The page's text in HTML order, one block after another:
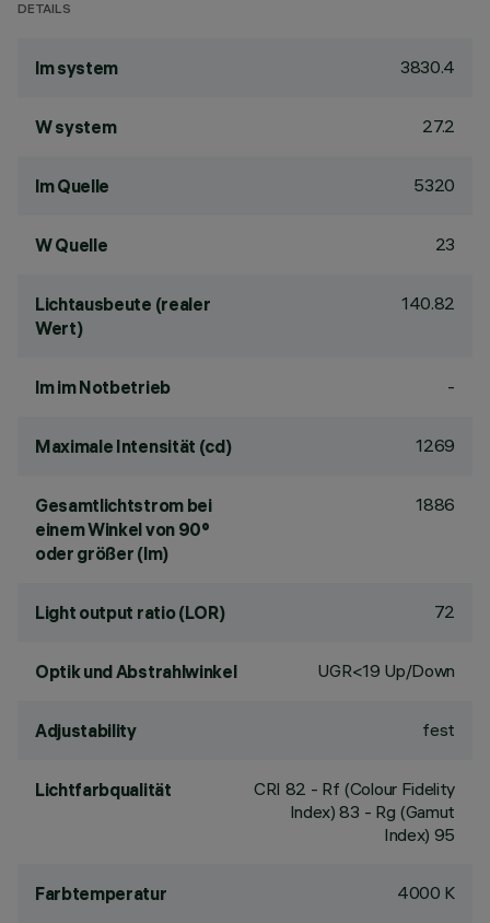
DETAILS
lm system 3830.4
W system 27.2
lm Quelle 5320
W Quelle 23
Lichtausbeute (realer
Wert)
140.82
lm im Notbetrieb -
Maximale Intensität (cd) 1269
Gesamtlichtstrom bei
einem Winkel von 90°
oder größer (lm)
1886
Light output ratio (LOR) 72
Optik und Abstrahlwinkel UGR<19 Up/Down
Adjustability fest
Lichtfarbqualität CRI 82 - Rf (Colour Fidelity
Index) 83 - Rg (Gamut
Index) 95
Farbtemperatur 4000 K